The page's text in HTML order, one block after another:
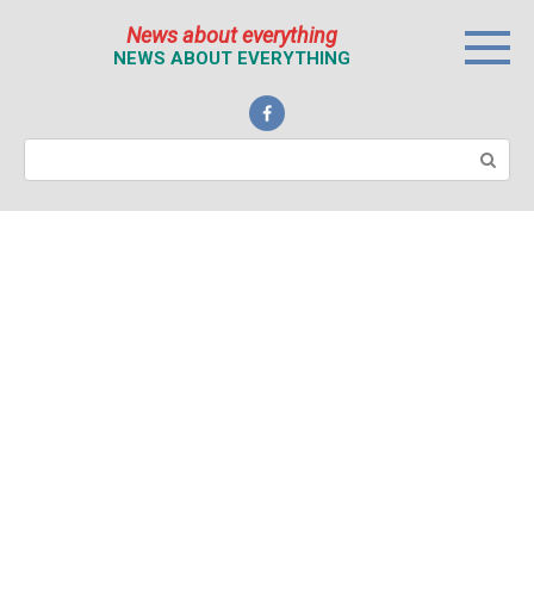
News about everything
NEWS ABOUT EVERYTHING
Поиск: